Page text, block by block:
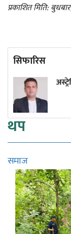
प्रकाशित मिति:
सिफारिस
घर किन्नेहरूलाई ऋण
थप
समाज